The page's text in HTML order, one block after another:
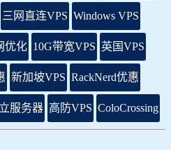
三网直连VPS Windows VPS
优化 10G带宽VPS 英国VPS
新加坡VPS RackNerd优惠
服务器 高防VPS ColoCrossing